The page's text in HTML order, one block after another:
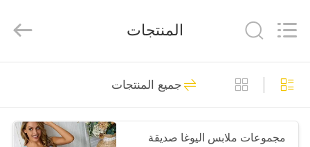
منزل
المنتجات
Technology
Co.,
Rights
حصيرة اليوغا للياقة
البدنية
المنتجات
جميع المنتجات
مجموعات ملابس اليوغا صديقة